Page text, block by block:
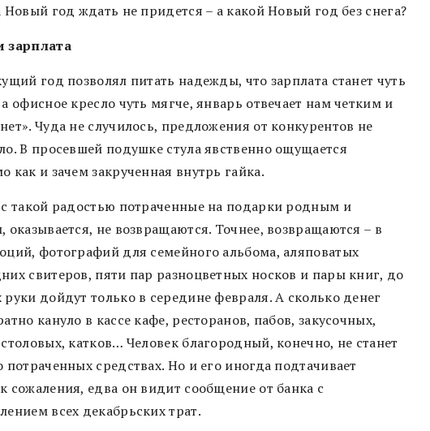
Новый год ждать не придется – а какой Новый год без снега?
зарплата
год позволял питать надежды, что зарплата станет чуть
офисное кресло чуть мягче, январь отвечает нам четким и
Чуда не случилось, предложения от конкурентов не
В просевшей подушке стула явственно ощущается
как и зачем закрученная внутрь гайка.
такой радостью потраченные на подарки родным и
оказывается, не возвращаются. Точнее, возвращаются – в
фотографий для семейного альбома, аляповатых
свитеров, пяти пар разноцветных носков и пары книг, до
руки дойдут только в середине февраля. А сколько денег
кануло в кассе кафе, ресторанов, пабов, закусочных,
катков… Человек благородный, конечно, не станет
потраченных средствах. Но и его иногда подтачивает
сожаления, едва он видит сообщение от банка с
всех декабрьских трат.